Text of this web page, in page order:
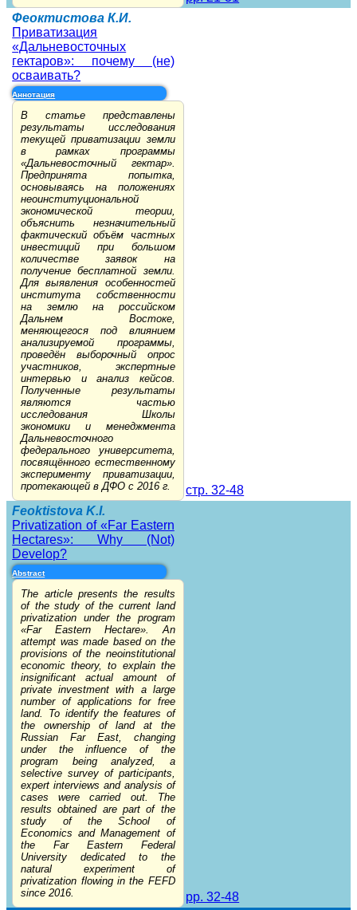
Феоктистова К.И.
Приватизация
«Дальневосточных
гектаров»: почему (не)
осваивать?
Аннотация
В статье представлены
результаты исследования
текущей приватизации земли
в рамках программы
«Дальневосточный гектар».
Предпринята попытка,
основываясь на положениях
неоинституциональной
экономической теории,
объяснить незначительный
фактический объём частных
инвестиций при большом
количестве заявок на
получение бесплатной земли.
Для выявления особенностей
института собственности
на землю на российском
Дальнем Востоке,
меняющегося под влиянием
анализируемой программы,
проведён выборочный опрос
участников, экспертные
интервью и анализ кейсов.
Полученные результаты
являются частью
исследования Школы
экономики и менеджмента
Дальневосточного
федерального университета,
посвящённого естественному
эксперименту приватизации,
протекающей в ДФО с 2016 г.
стр. 32-48
Feoktistova K.I.
Privatization of «Far Eastern
Hectares»: Why (Not)
Develop?
Abstract
The article presents the results
of the study of the current land
privatization under the program
«Far Eastern Hectare». An
attempt was made based on the
provisions of the neoinstitutional
economic theory, to explain the
insignificant actual amount of
private investment with a large
number of applications for free
land. To identify the features of
the ownership of land at the
Russian Far East, changing
under the influence of the
program being analyzed, a
selective survey of participants,
expert interviews and analysis of
cases were carried out. The
results obtained are part of the
study of the School of
Economics and Management of
the Far Eastern Federal
University dedicated to the
natural experiment of
privatization flowing in the FEFD
since 2016.
pp. 32-48